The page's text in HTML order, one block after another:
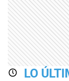
LO